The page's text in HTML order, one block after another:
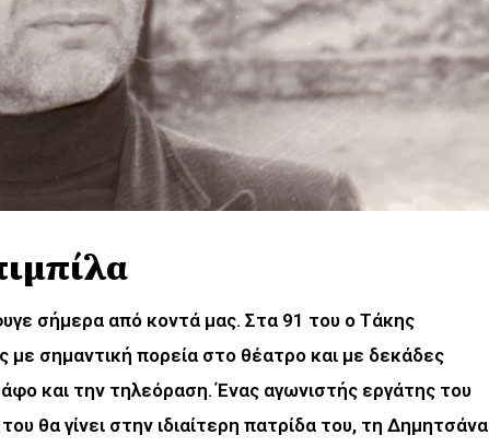
σήμερα από κοντά μας. Στα 91 του ο Τάκης
σημαντική πορεία στο θέατρο και με δεκάδες
και την τηλεόραση. Ένας αγωνιστής εργάτης του
θα γίνει στην ιδιαίτερη πατρίδα του, τη